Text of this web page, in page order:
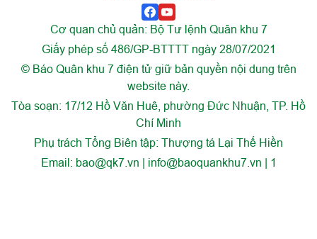
Cơ quan chủ quản: Bộ Tư lệnh Quân khu 7
Giấy phép số 486/GP-BTTTT ngày 28/07/2021
© Báo Quân khu 7 điện tử giữ bản quyền nội dung trên
website này.
Tòa soạn: 17/12 Hồ Văn Huê, phường Đức Nhuận, TP. Hồ
Chí Minh
Phụ trách Tổng Biên tập: Thượng tá Lại Thế Hiền
Email: bao@qk7.vn | info@baoquankhu7.vn | 1